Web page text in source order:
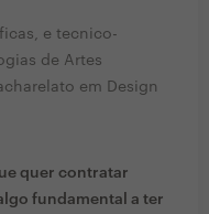
e tecnico-
de Artes
em Design
quer contratar
fundamental a ter